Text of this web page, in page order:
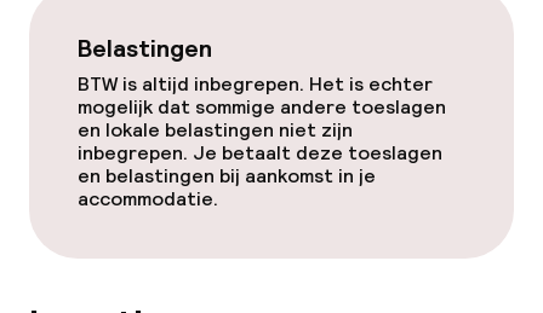
Faciliteiten en diensten voor kinderen
Babysitservice
Schoonmaakvoorzieningen
Wasservice
Belastingen
BTW is altijd inbegrepen. Het is echter
mogelijk dat sommige andere toeslagen
en lokale belastingen niet zijn
inbegrepen. Je betaalt deze toeslagen
en belastingen bij aankomst in je
accommodatie.